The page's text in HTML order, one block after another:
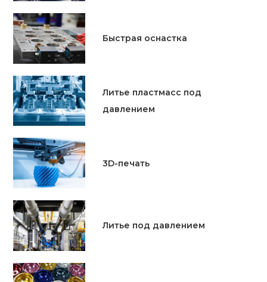
Быстрая оснастка
Литье пластмасс под
давлением
3D-печать
Литье под давлением